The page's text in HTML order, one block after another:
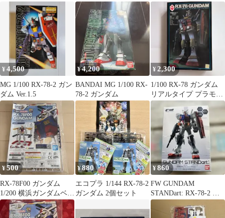
Ver.3.0
セット
¥4,500
MG 1/100 RX-78-2 ガン
ダム Ver.1.5
¥4,200
BANDAI MG 1/100 RX-
78-2 ガンダム
¥2,300
1/100 RX-78 ガンダム
リアルタイプ プラモデ
ル
¥500
RX-78F00 ガンダム
1/200 横浜ガンダムベー
ス入場記念非売品プラ
モ
¥880
エコプラ 1/144 RX-78-2
ガンダム 2個セット
¥860
FW GUNDAM
STANDart: RX-78-2 ガ
ンダム